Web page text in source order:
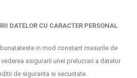
DATELOR CU CARACTER PERSONAL
in mod constant masurile de
asigurarii unei prelucrari a datelor
de siguranta si securitate.